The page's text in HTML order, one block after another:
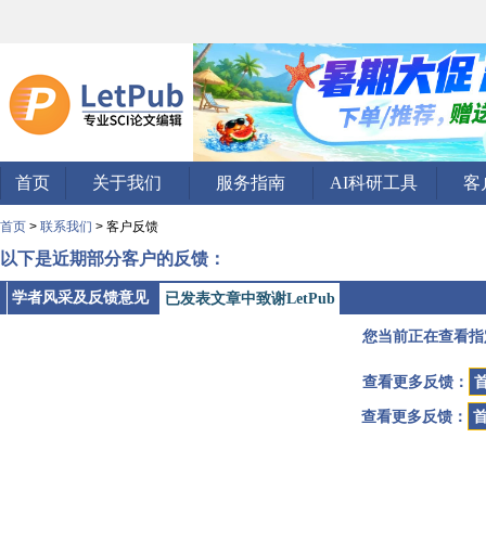
首页 关于我们 服务指南 AI科研工具 客
首页 > 联系我们 > 客户反馈
以下是近期部分客户的反馈：
学者风采及反馈意见 已发表文章中致谢LetPub
您当前正在查看
查看更多反馈：
查看更多反馈：